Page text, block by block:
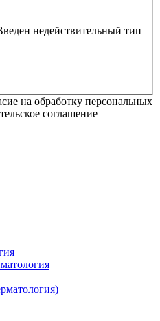
недействительный тип
на обработку персональных
соглашение